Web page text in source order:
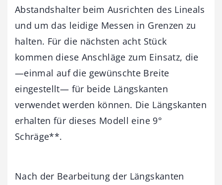
Abstandshalter beim Ausrichten des Lineals
und um das leidige Messen in Grenzen zu
halten. Für die nächsten acht Stück
kommen diese Anschläge zum Einsatz, die
—einmal auf die gewünschte Breite
eingestellt— für beide Längskanten
verwendet werden können. Die Längskanten
erhalten für dieses Modell eine 9°
Schräge**.
Nach der Bearbeitung der Längskanten